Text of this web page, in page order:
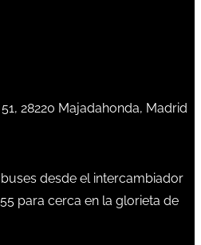
28220 Majadahonda, Madrid
desde el intercambiador
para cerca en la glorieta de